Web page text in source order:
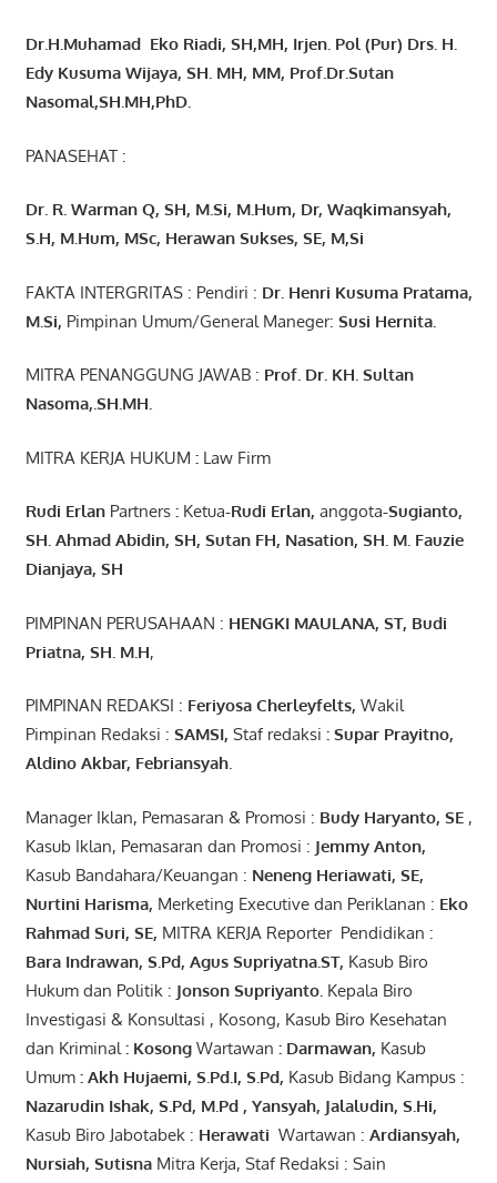
Dr.H.Muhamad Eko Riadi, SH,MH, Irjen. Pol (Pur) Drs. H.
Edy Kusuma Wijaya, SH. MH, MM, Prof.Dr.Sutan
Nasomal,SH.MH,PhD.
PANASEHAT :
Dr. R. Warman Q, SH, M.Si, M.Hum, Dr, Waqkimansyah,
S.H, M.Hum, MSc, Herawan Sukses, SE, M,Si
FAKTA INTERGRITAS : Pendiri : Dr. Henri Kusuma Pratama,
M.Si, Pimpinan Umum/General Maneger: Susi Hernita.
MITRA PENANGGUNG JAWAB : Prof. Dr. KH. Sultan
Nasoma,.SH.MH.
MITRA KERJA HUKUM : Law Firm
Rudi ErlanPartners : Ketua-Rudi Erlan, anggota-Sugianto,
SH. Ahmad Abidin, SH, SutanFH, Nasation, SH. M. Fauzie
Dianjaya, SH
PIMPINAN PERUSAHAAN : HENGKI MAULANA, ST, Budi
Priatna, SH . M.H,
PIMPINAN REDAKSI : Feriyosa Cherleyfelts, Wakil
Pimpinan Redaksi : SAMSI, Staf redaksi : Supar Prayitno,
Aldino Akbar, Febriansyah.
Manager Iklan, Pemasaran & Promosi : Budy Haryanto, SE,
Kasub Iklan, Pemasaran dan Promosi : Jemmy Anton,
Kasub Bandahara/Keuangan : Neneng Heriawati, SE,
Nurtini Harisma, Merketing Executive dan Periklanan : Eko
Rahmad Suri, SE, MITRA KERJA Reporter Pendidikan :
Bara Indrawan, S.Pd, Agus Supriyatna.ST, Kasub Biro
Hukum dan Politik : Jonson Supriyanto. Kepala Biro
Investigasi & Konsultasi , Kosong, Kasub Biro Kesehatan
dan Kriminal : KosongWartawan : Darmawan, Kasub
Umum : Akh Hujaemi, S.Pd.I, S.Pd, Kasub Bidang Kampus :
Nazarudin Ishak, S.Pd, M.Pd, Yansyah, Jalaludin, S.Hi,
Kasub Biro Jabotabek : Herawati Wartawan : Ardiansyah,
Nursiah, SutisnaMitra Kerja, Staf Redaksi : Sain